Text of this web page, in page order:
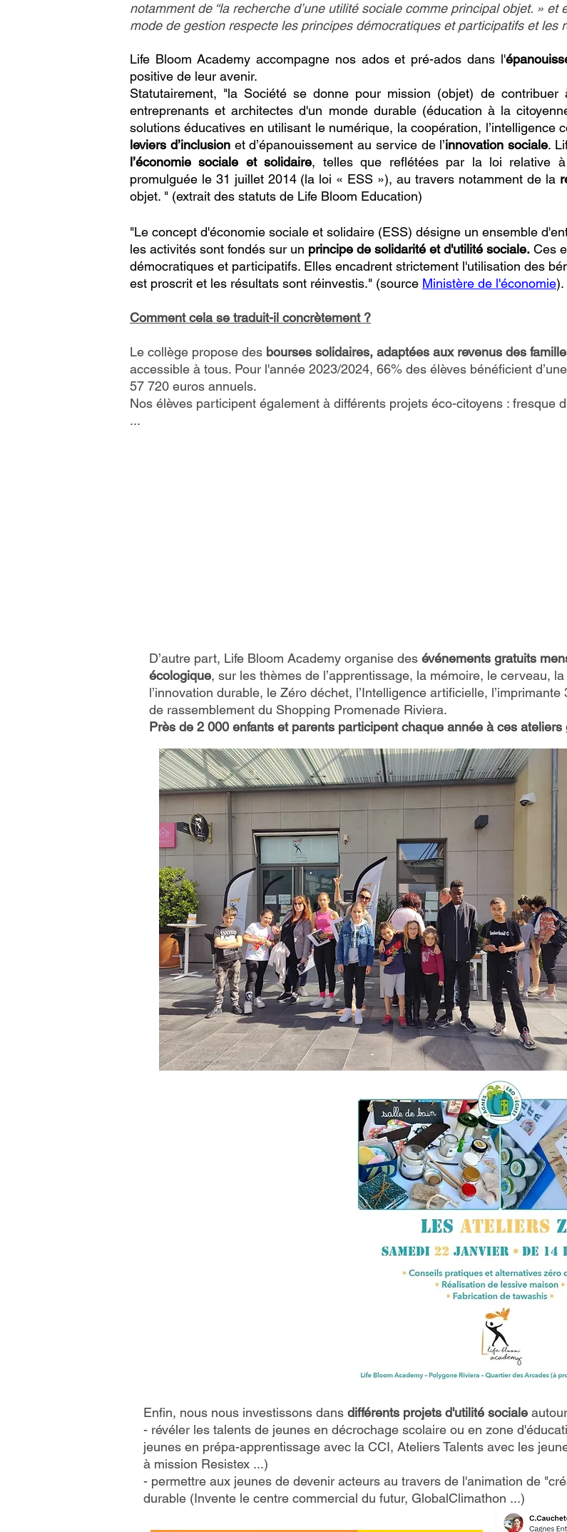
notamment de “la recherche d’une utilité sociale comme principal objet. »
mode de gestion respecte les principes démocratiques et participatifs et les
Life Bloom Academy accompagne nos ados et pré-ados dans l'
positive de leur avenir.
Statutairement, "la Société se donne pour mission (objet) de
entreprenants et architectes d'un monde durable (éducation à la
solutions éducatives en utilisant le numérique, la coopération, l’intelligence
leviers d’inclusionet d’épanouissement au service de l’innovation sociale.
l’économie sociale et solidaire, telles que reflétées par la loi relative à
promulguée le 31 juillet 2014 (la loi « ESS »), au travers notamment de la
objet. " (extrait des statuts de Life Bloom Education)
"Le concept d'économie sociale et solidaire (ESS) désigne un ensemble
les activités sont fondés sur un principe de solidarité et d'utilité sociale. Ces
démocratiques et participatifs. Elles encadrent strictement l'utilisation des
est proscrit et les résultats sont réinvestis." (source Ministère de l'économie).
Comment cela se traduit-il concrètement ?
Le collège propose des bourses solidaires, adaptées aux revenus des
accessible à tous. Pour l'année 2023/2024, 66% des élèves bénéficient
57 720 euros annuels.
Nos élèves participent également à différents projets éco-citoyens : fresque
...
D’autre part, Life Bloom Academy organise des événements gratuits
écologique, sur les thèmes de l’apprentissage, la mémoire, le cerveau,
l’innovation durable, le Zéro déchet, l’Intelligence artificielle,
de rassemblement du Shopping Promenade Riviera.
Près de 2 000 enfants et parents participent chaque année à ces ateliers
Enfin, nous nous investissons dans différents projets d'utilité sociale
- révéler les talents de jeunes en décrochage scolaire ou en zone
jeunes en prépa-apprentissage avec la CCI, Ateliers Talents avec les
à mission Resistex ...)
- permettre aux jeunes de devenir acteurs au travers de l'animation de
durable (Invente le centre commercial du futur, GlobalClimathon ...)